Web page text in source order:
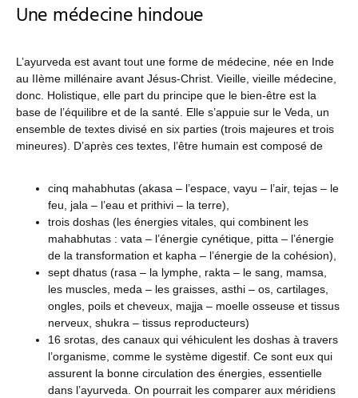
Une médecine hindoue
L’ayurveda est avant tout une forme de médecine, née en Inde
au IIème millénaire avant Jésus-Christ. Vieille, vieille médecine,
donc. Holistique, elle part du principe que le bien-être est la
base de l’équilibre et de la santé. Elle s’appuie sur le Veda, un
ensemble de textes divisé en six parties (trois majeures et trois
mineures). D’après ces textes, l’être humain est composé de
cinq mahabhutas (akasa – l’espace, vayu – l’air, tejas – le
feu, jala – l’eau et prithivi – la terre),
trois doshas (les énergies vitales, qui combinent les
mahabhutas : vata – l’énergie cynétique, pitta – l’énergie
de la transformation et kapha – l’énergie de la cohésion),
sept dhatus (rasa – la lymphe, rakta – le sang, mamsa,
les muscles, meda – les graisses, asthi – os, cartilages,
ongles, poils et cheveux, majja – moelle osseuse et tissus
nerveux, shukra – tissus reproducteurs)
16 srotas, des canaux qui véhiculent les doshas à travers
l’organisme, comme le système digestif. Ce sont eux qui
assurent la bonne circulation des énergies, essentielle
dans l’ayurveda. On pourrait les comparer aux méridiens